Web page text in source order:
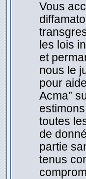
Vous
les lois
et
nous le
pour
Acma”
toutes
de
partie
tenus